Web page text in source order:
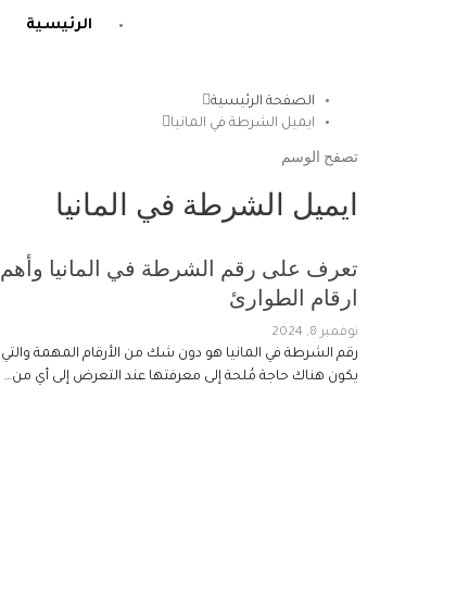
الرئيسية
الصفحة الرئيسية
ايميل الشرطة في المانيا
تصفح الوسم
ايميل الشرطة في المانيا
تعرف على رقم الشرطة في المانيا وأهم
ارقام الطوارئ
نوفمبر 8, 2024
رقم الشرطة في المانيا هو دون شك من الأرقام المهمة والتي
يكون هناك حاجة مُلحة إلى معرفتها عند التعرض إلى أي من…